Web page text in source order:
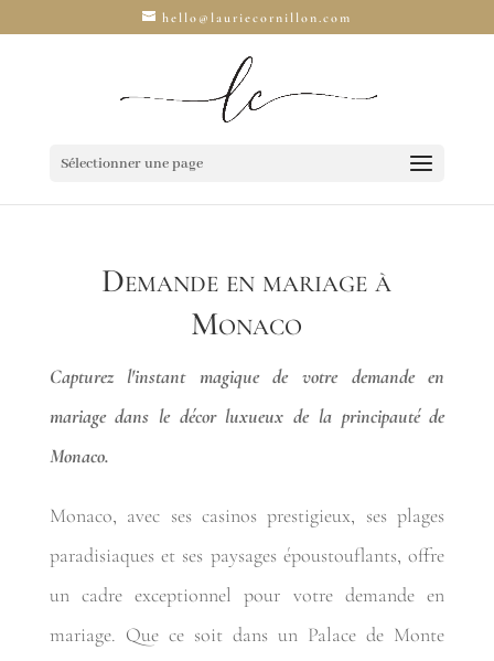
hello@lauriecornillon.com
Sélectionner une page
Demande en mariage à
Monaco
Capturez l'instant magique de votre demande en
mariage dans le décor luxueux de la principauté de
Monaco.
Monaco, avec ses casinos prestigieux, ses plages
paradisiaques et ses paysages époustouflants, offre
un cadre exceptionnel pour votre demande en
mariage. Que ce soit dans un Palace de Monte